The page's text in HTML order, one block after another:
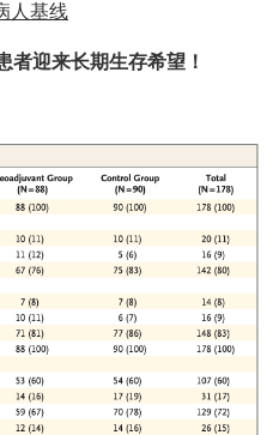
人基线
者迎来长期生存希望！